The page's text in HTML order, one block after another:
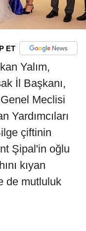
ET
Yalım,
İl Başkanı,
Meclisi
Yardımcıları
çiftinin
Şipal'in oğlu
kıyan
de mutluluk